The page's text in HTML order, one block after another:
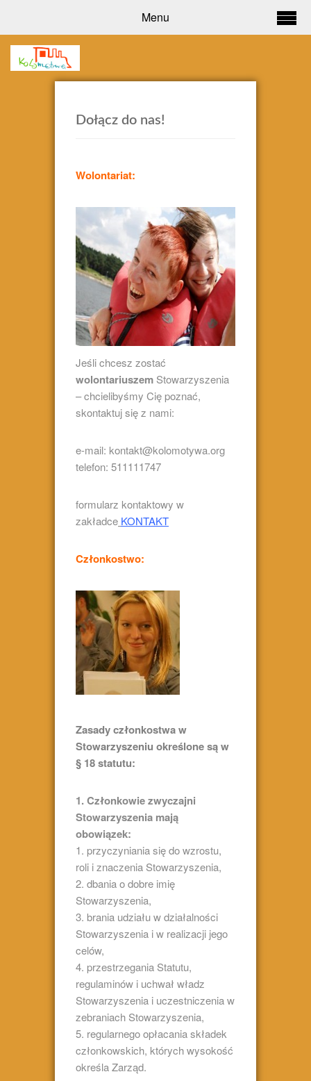
Menu
Dołącz do nas!
Wolontariat:
Jeśli chcesz zostać
wolontariuszem Stowarzyszenia
– chcielibyśmy Cię poznać,
skontaktuj się z nami:
e-mail: kontakt@kolomotywa.org
telefon: 511111747
formularz kontaktowy w
zakładce KONTAKT
Członkostwo:
Zasady członkostwa w
Stowarzyszeniu określone są w
§ 18 statutu:
1. Członkowie zwyczajni
Stowarzyszenia mają
obowiązek:
1. przyczyniania się do wzrostu,
roli i znaczenia Stowarzyszenia,
2. dbania o dobre imię
Stowarzyszenia,
3. brania udziału w działalności
Stowarzyszenia i w realizacji jego
celów,
4. przestrzegania Statutu,
regulaminów i uchwał władz
Stowarzyszenia i uczestniczenia w
zebraniach Stowarzyszenia,
5. regularnego opłacania składek
członkowskich, których wysokość
określa Zarząd.